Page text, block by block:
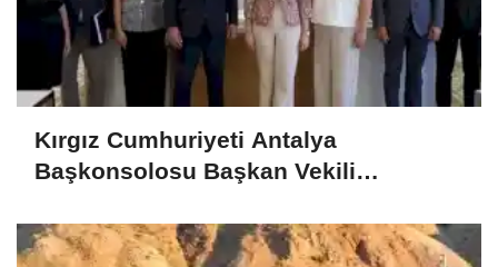
Kırgız Cumhuriyeti Antalya
Başkonsolosu Başkan Vekili